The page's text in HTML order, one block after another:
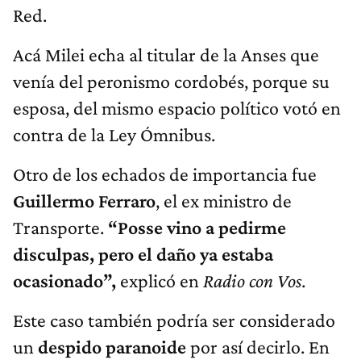
Red.
Acá Milei echa al titular de la Anses que
venía del peronismo cordobés, porque su
esposa, del mismo espacio político votó en
contra de la Ley Ómnibus.
Otro de los echados de importancia fue
Guillermo Ferraro, el ex ministro de
Transporte. “Posse vino a pedirme
disculpas, pero el daño ya estaba
ocasionado”, explicó en Radio con Vos.
Este caso también podría ser considerado
un despido paranoidepor así decirlo. En